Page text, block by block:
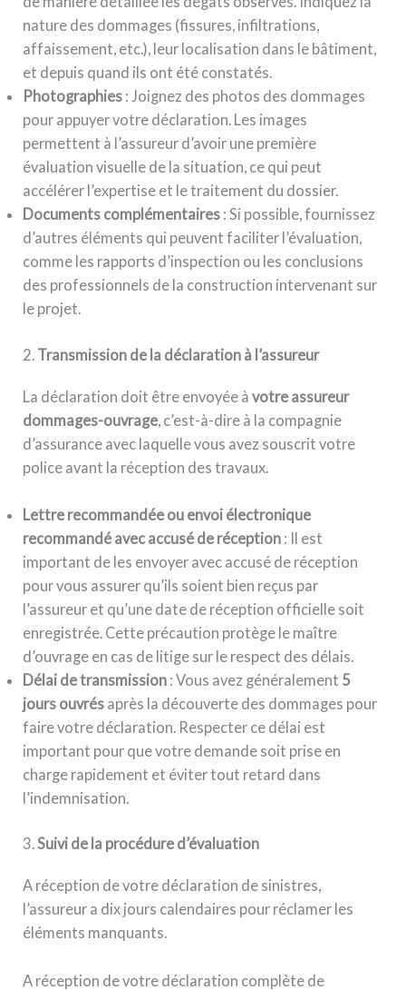
nature des dommages (fissures, infiltrations,
affaissement, etc.), leur localisation dans le bâtiment,
et depuis quand ils ont été constatés.
Photographies : Joignez des photos des dommages
pour appuyer votre déclaration. Les images
permettent à l’assureur d’avoir une première
évaluation visuelle de la situation, ce qui peut
accélérer l’expertise et le traitement du dossier.
Documents complémentaires : Si possible, fournissez
d’autres éléments qui peuvent faciliter l’évaluation,
comme les rapports d’inspection ou les conclusions
des professionnels de la construction intervenant sur
le projet.
2. Transmission de la déclaration à l’assureur
La déclaration doit être envoyée àvotre assureur
dommages-ouvrage , c’est-à-dire à la compagnie
d’assurance avec laquelle vous avez souscrit votre
police avant la réception des travaux.
Lettre recommandée ou envoi électronique
recommandé avec accusé de réception : Il est
important de les envoyer avec accusé de réception
pour vous assurer qu’ils soient bien reçus par
l’assureur et qu’une date de réception officielle soit
enregistrée. Cette précaution protège le maître
d’ouvrage en cas de litige sur le respect des délais.
Délai de transmission : Vous avez généralement 5
jours ouvrés après la découverte des dommages pour
faire votre déclaration. Respecter ce délai est
important pour que votre demande soit prise en
charge rapidement et éviter tout retard dans
l’indemnisation.
3.Suivi de la procédure d’évaluation
A réception de votre déclaration de sinistres,
l’assureur a dix jours calendaires pour réclamer les
éléments manquants.
A réception de votre déclaration complète de